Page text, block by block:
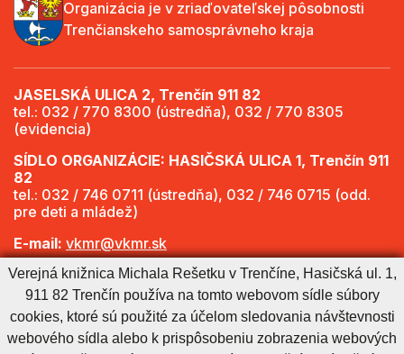
Organizácia je v zriaďovateľskej pôsobnosti
Trenčianskeho samosprávneho kraja
JASELSKÁ ULICA 2, Trenčín 911 82
tel.: 032 / 770 8300 (ústredňa), 032 / 770 8305
(evidencia)
SÍDLO ORGANIZÁCIE: HASIČSKÁ ULICA 1, Trenčín 911
82
tel.: 032 / 746 0711 (ústredňa), 032 / 746 0715 (odd.
pre deti a mládež)
E-mail: vkmr@vkmr.sk
Web: http://www.vkmr.sk
Viac informácií - Otváracie hodiny
Verejná knižnica Michala Rešetku v Trenčíne, Hasičská ul. 1,
911 82 Trenčín používa na tomto webovom sídle súbory
cookies, ktoré sú použité za účelom sledovania návštevnosti
webového sídla alebo k prispôsobeniu zobrazenia webových